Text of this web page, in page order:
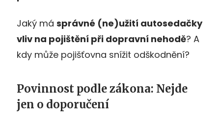
Jaký má správné (ne)užití autosedačky
vliv na pojištění při dopravní nehodě? A
kdy může pojišťovna snížit odškodnění?
Povinnost podle zákona: Nejde
jen o doporučení